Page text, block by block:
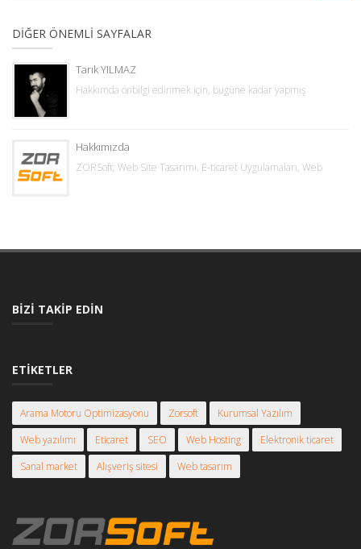
DIĞER ÖNEMLI SAYFALAR
Tarık YILMAZ
Hakkımda önbilgi edinmek için, bugüne kadar yapmış
Hakkımızda
ZORSoft; Web Site Tasarımı, E-ticaret Uygulamaları, Web
BIZI TAKIP EDIN
ETIKETLER
Arama Motoru Optimizasyonu Zorsoft
Kurumsal Yazılım
Web yazılımı
Eticaret SEO Web Hosting
Elektronik ticaret
Sanal market
Alışveriş sitesi Web tasarım